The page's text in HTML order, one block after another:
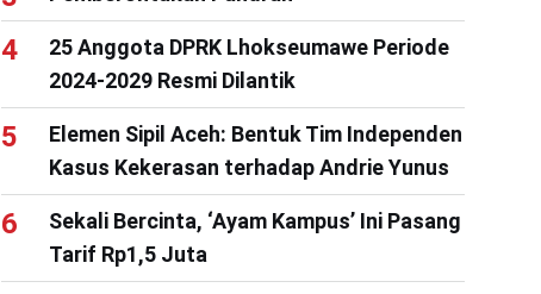
25 Anggota DPRK Lhokseumawe Periode
2024-2029 Resmi Dilantik
Elemen Sipil Aceh: Bentuk Tim Independen
Kasus Kekerasan terhadap Andrie Yunus
Sekali Bercinta, ‘Ayam Kampus’ Ini Pasang
Tarif Rp1,5 Juta